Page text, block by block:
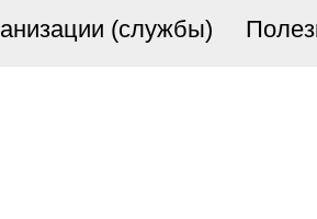
(службы)